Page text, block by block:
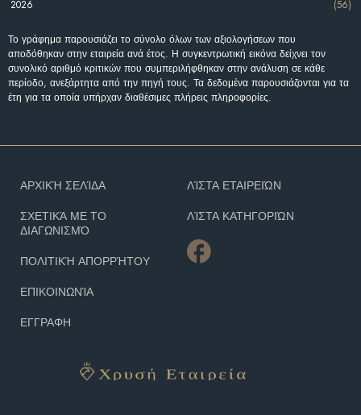
2026
(56)
Το γράφημα παρουσιάζει το σύνολο όλων των αξιολογήσεων που
αποδόθηκαν στην εταιρεία ανά έτος. Η συγκεντρωτική εικόνα δείχνει τον
συνολικό αριθμό κριτικών που συμπεριλήφθηκαν στην ανάλυση σε κάθε
περίοδο, ανεξάρτητα από την πηγή τους. Τα δεδομένα παρουσιάζονται για τα
έτη για τα οποία υπήρχαν διαθέσιμες πλήρεις πληροφορίες.
ΑΡΧΙΚΉ ΣΕΛΊΔΑ
ΣΧΕΤΙΚΆ ΜΕ ΤΟ
ΔΙΑΓΩΝΙΣΜΌ
ΠΟΛΙΤΙΚΉ ΑΠΟΡΡΉΤΟΥ
ΕΠΙΚΟΙΝΩΝΊΑ
ΕΓΓΡΑΦΗ
ΛΊΣΤΑ ΕΤΑΙΡΕΙΏΝ
ΛΊΣΤΑ ΚΑΤΗΓΟΡΙΏΝ